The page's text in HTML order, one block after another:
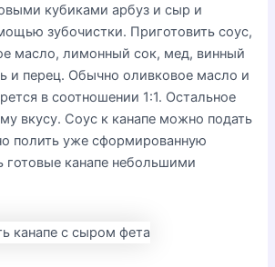
кубиками арбуз и сыр и
зубочистки. Приготовить соус,
масло, лимонный сок, мед, винный
и перец. Обычно оливковое масло и
в соотношении 1:1. Остальное
вкусу. Соус к канапе можно подать
полить уже сформированную
готовые канапе небольшими